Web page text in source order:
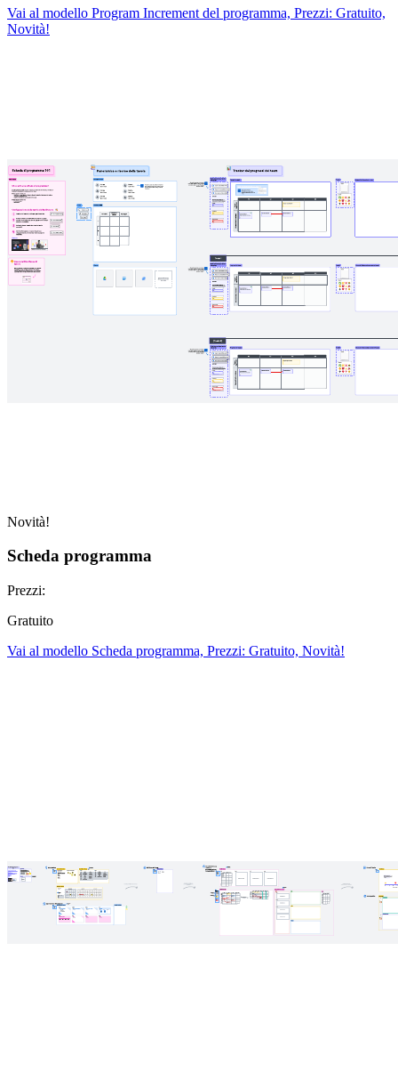
Vai al modello Program Increment del programma, Prezzi: Gratuito,
Novità!
Novità!
Scheda programma
Prezzi:
Gratuito
Vai al modello Scheda programma, Prezzi: Gratuito, Novità!